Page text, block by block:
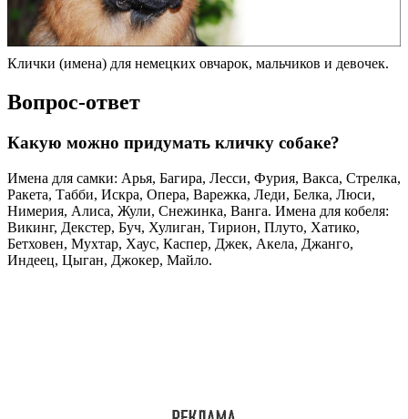
Клички (имена) для немецких овчарок, мальчиков и девочек.
Вопрос-ответ
Какую можно придумать кличку собаке?
Имена для самки: Арья, Багира, Лесси, Фурия, Вакса, Стрелка,
Ракета, Табби, Искра, Опера, Варежка, Леди, Белка, Люси,
Нимерия, Алиса, Жули, Снежинка, Ванга. Имена для кобеля:
Викинг, Декстер, Буч, Хулиган, Тирион, Плуто, Хатико,
Бетховен, Мухтар, Хаус, Каспер, Джек, Акела, Джанго,
Индеец, Цыган, Джокер, Майло.